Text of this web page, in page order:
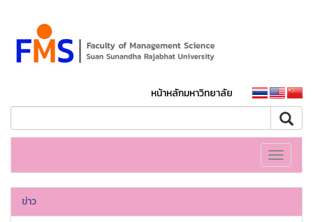
หน้าหลักมหาวิทยาลัย
Toggle
ข่าว